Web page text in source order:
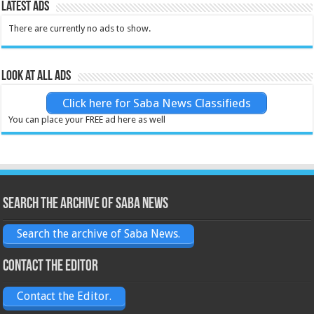
Latest Ads
There are currently no ads to show.
Look at all ads
Click here for Saba News Classifieds
You can place your FREE ad here as well
Search the archive of Saba News
Search the archive of Saba News.
Contact the Editor
Contact the Editor.